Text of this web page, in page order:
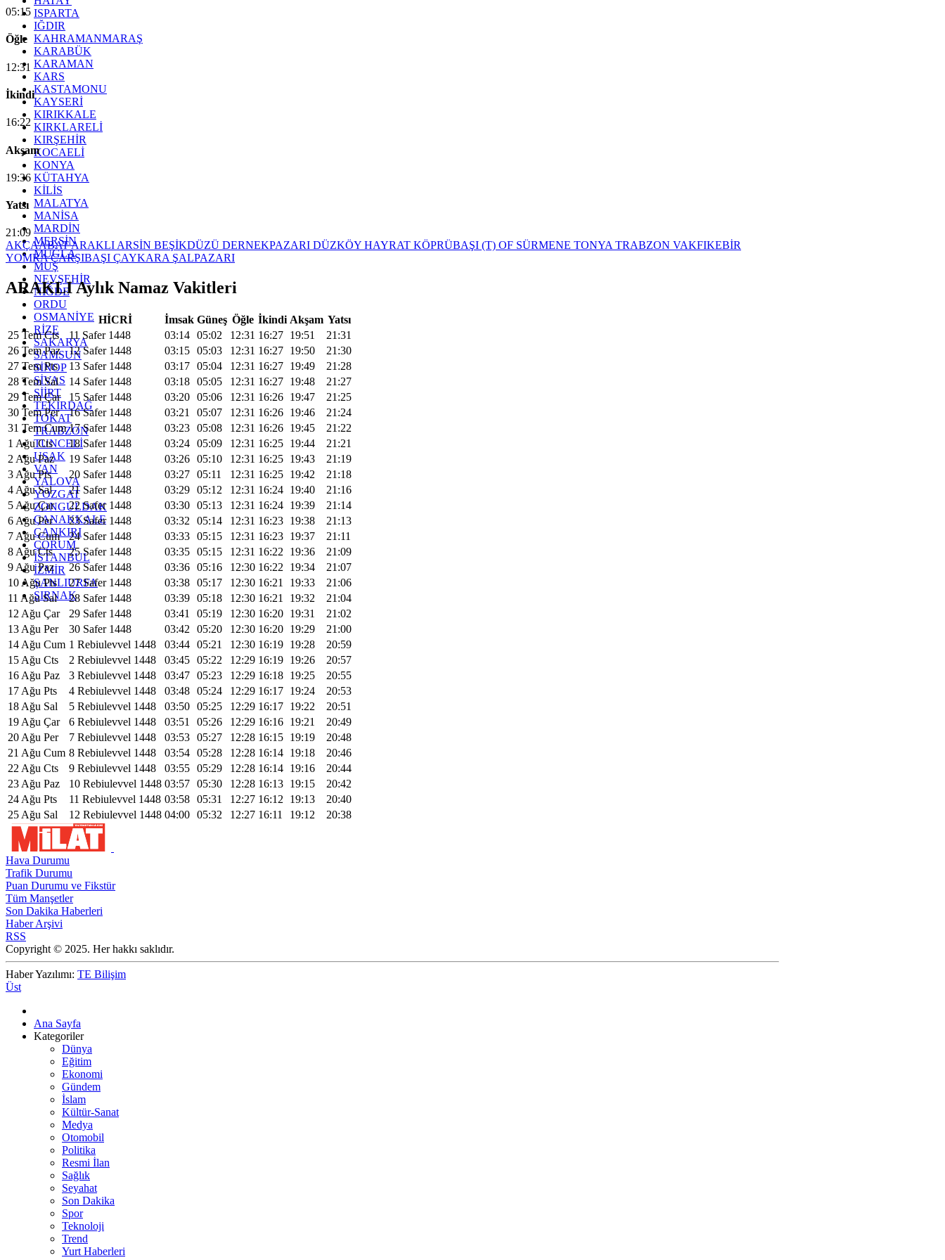
ISPARTA
IĞDIR
KAHRAMANMARAŞ
KARABÜK
KARAMAN
KARS
KASTAMONU
KAYSERİ
KIRIKKALE
KIRKLARELİ
KIRŞEHİR
KOCAELİ
KONYA
KÜTAHYA
KİLİS
MALATYA
MANİSA
MARDİN
MERSİN
MUĞLA
MUŞ
NEVŞEHİR
NİĞDE
ORDU
OSMANİYE
RİZE
SAKARYA
SAMSUN
SİNOP
SİVAS
SİİRT
TEKİRDAĞ
TOKAT
TRABZON
TUNCELİ
UŞAK
VAN
YALOVA
YOZGAT
ZONGULDAK
ÇANAKKALE
ÇANKIRI
ÇORUM
İSTANBUL
İZMİR
ŞANLIURFA
ŞIRNAK
05:15
Öğle
12:31
İkindi
16:22
Akşam
19:36
Yatsı
21:09
AKÇAABATARAKLI ARSİN BEŞİKDÜZÜ DERNEKPAZARI DÜZKÖY HAYRAT KÖPRÜBAŞI (T) OF SÜRMENE TONYA TRABZON VAKFIKEBİR
YOMRAÇARŞIBAŞI ÇAYKARA ŞALPAZARI
ARAKLI Aylık Namaz Vakitleri
HİCRİ İmsak Güneş Öğle İkindi Akşam Yatsı
25 Tem Cts
11 Safer 1448 03:14 05:02 12:31 16:27 19:51
21:31
26 Tem Paz
12 Safer 1448 03:15 05:03 12:31 16:27 19:50
21:30
27 Tem Pts
13 Safer 1448 03:17 05:04 12:31 16:27 19:49
21:28
28 Tem Sal
14 Safer 1448 03:18 05:05 12:31 16:27 19:48
21:27
29 Tem Çar
15 Safer 1448 03:20 05:06 12:31 16:26 19:47
21:25
30 Tem Per
16 Safer 1448 03:21 05:07 12:31 16:26 19:46
21:24
31 Tem Cum 17 Safer 1448 03:23 05:08 12:31 16:26 19:45
21:22
1 Ağu Cts
18 Safer 1448 03:24 05:09 12:31 16:25 19:44
21:21
2 Ağu Paz
19 Safer 1448 03:26 05:10 12:31 16:25 19:43
21:19
3 Ağu Pts
20 Safer 1448 03:27 05:11 12:31 16:25 19:42
21:18
4 Ağu Sal
21 Safer 1448 03:29 05:12 12:31 16:24 19:40
21:16
5 Ağu Çar
22 Safer 1448 03:30 05:13 12:31 16:24 19:39
21:14
6 Ağu Per
23 Safer 1448 03:32 05:14 12:31 16:23 19:38
21:13
7 Ağu Cum
24 Safer 1448 03:33 05:15 12:31 16:23 19:37
21:11
8 Ağu Cts
25 Safer 1448 03:35 05:15 12:31 16:22 19:36
21:09
9 Ağu Paz
26 Safer 1448 03:36 05:16 12:30 16:22 19:34
21:07
10 Ağu Pts
27 Safer 1448 03:38 05:17 12:30 16:21 19:33
21:06
11 Ağu Sal
28 Safer 1448 03:39 05:18 12:30 16:21 19:32
21:04
12 Ağu Çar
29 Safer 1448 03:41 05:19 12:30 16:20 19:31
21:02
13 Ağu Per
30 Safer 1448 03:42 05:20 12:30 16:20 19:29
21:00
14 Ağu Cum 1 Rebiulevvel 1448 03:44 05:21 12:30 16:19 19:28
20:59
15 Ağu Cts
2 Rebiulevvel 1448 03:45 05:22 12:29 16:19 19:26
20:57
16 Ağu Paz
3 Rebiulevvel 1448 03:47 05:23 12:29 16:18 19:25
20:55
17 Ağu Pts
4 Rebiulevvel 1448 03:48 05:24 12:29 16:17 19:24
20:53
18 Ağu Sal
5 Rebiulevvel 1448 03:50 05:25 12:29 16:17 19:22
20:51
19 Ağu Çar
6 Rebiulevvel 1448 03:51 05:26 12:29 16:16 19:21
20:49
20 Ağu Per
7 Rebiulevvel 1448 03:53 05:27 12:28 16:15 19:19
20:48
21 Ağu Cum 8 Rebiulevvel 1448 03:54 05:28 12:28 16:14 19:18
20:46
22 Ağu Cts
9 Rebiulevvel 1448 03:55 05:29 12:28 16:14 19:16
20:44
23 Ağu Paz
10 Rebiulevvel 1448 03:57 05:30 12:28 16:13 19:15
20:42
24 Ağu Pts
11 Rebiulevvel 1448 03:58 05:31 12:27 16:12 19:13
20:40
25 Ağu Sal
12 Rebiulevvel 1448 04:00 05:32 12:27 16:11 19:12 20:38
Hava Durumu
Trafik Durumu
Puan Durumu ve Fikstür
Tüm Manşetler
Son Dakika Haberleri
Haber Arşivi
RSS
Copyright © 2025. Her hakkı saklıdır.
Haber Yazılımı: TE Bilişim
Üst
Ana Sayfa
Kategoriler
Dünya
Eğitim
Ekonomi
Gündem
İslam
Kültür-Sanat
Medya
Otomobil
Politika
Resmi İlan
Sağlık
Seyahat
Son Dakika
Spor
Teknoloji
Trend
Yurt Haberleri